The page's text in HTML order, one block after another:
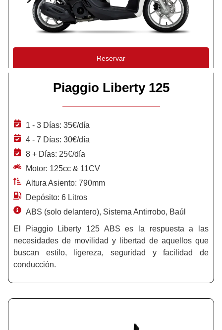
Reservar
Piaggio Liberty 125
1 - 3 Días: 35€/día
4 - 7 Días: 30€/día
8 + Días: 25€/día
Motor: 125cc & 11CV
Altura Asiento: 790mm
Depósito: 6 Litros
ABS (solo delantero), Sistema Antirrobo, Baúl
El Piaggio Liberty 125 ABS es la respuesta a las
necesidades de movilidad y libertad de aquellos que
buscan estilo, ligereza, seguridad y facilidad de
conducción.